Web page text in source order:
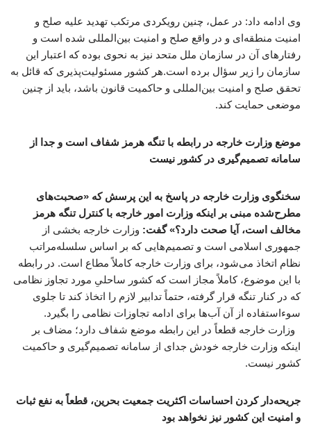
وی ادامه داد: در عمل، چنین رویکردی مرتکب تهدید علیه صلح و
امنیت منطقه‌ای و در واقع صلح و امنیت بین‌المللی شده است و
رفتارهای آن در سازمان ملل متحد نیز به نحوی بوده که اعتبار این
سازمان را زیر سؤال برده است.هر کشور مسئولیت‌پذیری که قائل به
تحقق صلح و امنیت بین‌المللی و حاکمیت قانون باشد، باید از چنین
موضعی حمایت کند.
موضع وزارت خارجه در رابطه با تنگه هرمز شفاف است و جدا از
سامانه تصمیم‌گیری در کشور نیست
سخنگوی وزارت خارجه در پاسخ به این پرسش که «صحبت‌های
مطرح‌شده مبنی بر اینکه وزارت امور خارجه با کنترل تنگه هرمز
مخالف است، آیا صحت دارد؟» گفت: وزارت خارجه بخشی از
جمهوری اسلامی است و تصمیم‌هایی که بر اساس سلسله‌مراتب
نظام اتخاذ می‌شود، برای وزارت خارجه کاملاً مطاع است. در رابطه
با این موضوع، کاملاً مجاز است که کشور ساحلیِ مورد تجاوز نظامی
که در کنار تنگه قرار گرفته، حتماً تدابیر لازم را اتخاذ کند تا جلوی
سوءاستفاده از آن آب‌ها برای ادامه تجاوزات نظامی را بگیرد.
وزارت خارجه قطعاً در این رابطه موضع شفاف دارد؛ مضاف بر
اینکه وزارت خارجه خودش جدای از سامانه تصمیم‌گیری و حاکمیت
کشور نیست.
جریحه‌دار کردن احساسات اکثریت جمعیت بحرین، قطعاً به نفع ثبات
و امنیت این کشور نیز نخواهد بود